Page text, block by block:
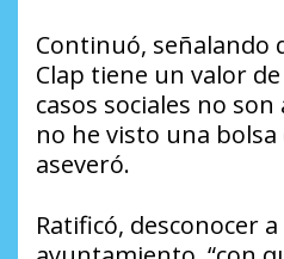
Continuó, señalando
Clap tiene un valor
casos sociales no
no he visto una bolsa
aseveró.
Ratificó, desconocer